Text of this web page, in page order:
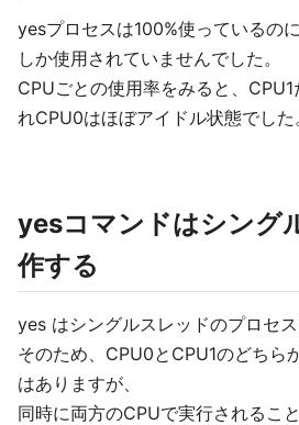
yesプロセスは100%使っているの
しか使用されていませんでした。
CPUごとの使用率をみると、
れCPU0はほぼアイドル状態でした
yesコマンドはシング
作する
yes はシングルスレッドのプロセス
そのため、CPU0とCPU1のどちら
はありますが、
同時に両方のCPUで実行されるこ